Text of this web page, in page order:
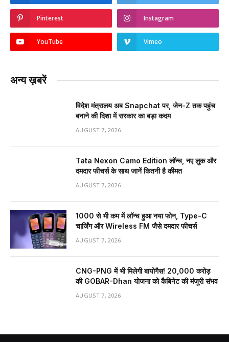
Pinterest Instagram
YouTube Vimeo
अन्य ख़बरें
विदेश मंत्रालय अब Snapchat पर, जेन-Z तक पहुंच
बनाने की दिशा में सरकार का बड़ा कदम
AUGUST 7, 2026
Tata Nexon Camo Edition लॉन्च, नए लुक और
दमदार फीचर्स के साथ जानें कितनी है कीमत
AUGUST 7, 2026
₹1000 से भी कम में लॉन्च हुआ नया फोन, Type-C
चार्जिंग और Wireless FM जैसे दमदार फीचर्स
AUGUST 7, 2026
CNG-PNG में भी मिलेगी बायोगैस! ₹20,000 करोड़
की GOBAR-Dhan योजना को कैबिनेट की मंजूरी संभव
AUGUST 7, 2026